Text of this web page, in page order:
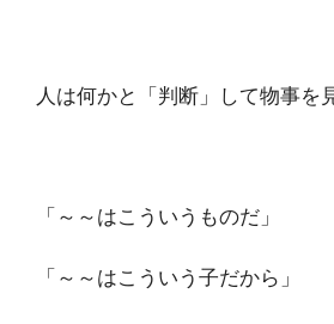
人は何かと「判断」して物事を
「～～はこういうものだ」
「～～はこういう子だから」